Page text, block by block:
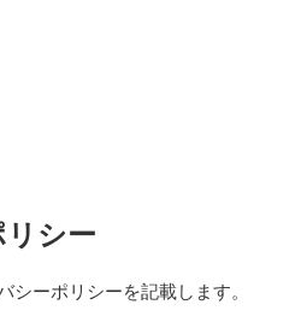
シー
シーポリシーを記載します。